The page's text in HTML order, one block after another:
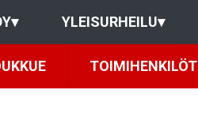
▾ YLEISURHEILU▾
TOIMIHENKILÖT